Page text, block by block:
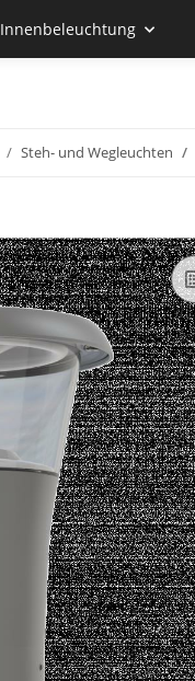
Innenbeleuchtung
Steh- und Wegleuchten